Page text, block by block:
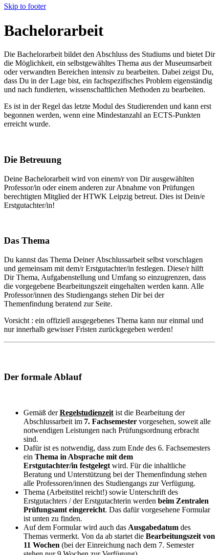
Skip to footer
Bachelorarbeit
Die Bachelorarbeit bildet den Abschluss des Studiums und bietet Dir
die Möglichkeit, ein selbstgewähltes Thema aus der Museumsarbeit
oder verwandten Bereichen intensiv zu bearbeiten. Dabei zeigst Du,
dass Du in der Lage bist, ein fachspezifisches Problem eigenständig
und nach fundierten, wissenschaftlichen Methoden zu bearbeiten.
Es ist in der Regel das letzte Modul des Studierenden und kann erst
begonnen werden, wenn eine Mindestanzahl an ECTS-Punkten
erreicht wurde.
Die Betreuung
Deine Bachelorarbeit wird von einem/r von Dir ausgewählten
Professor/in oder einem anderen zur Abnahme von Prüfungen
berechtigten Mitglied der HTWK Leipzig betreut. Dies ist Dein/e
Erstgutachter/in!
Das Thema
Du kannst das Thema Deiner Abschlussarbeit selbst vorschlagen
und gemeinsam mit dem/r Erstgutachter/in festlegen. Diese/r hilft
Dir Thema, Aufgabenstellung und Umfang so einzugrenzen, dass
die vorgegebene Bearbeitungszeit eingehalten werden kann. Alle
Professor/innen des Studiengangs stehen Dir bei der
Themenfindung beratend zur Seite.
Vorsicht : ein offiziell ausgegebenes Thema kann nur einmal und
nur innerhalb gewisser Fristen zurückgegeben werden!
Der formale Ablauf
Gemäß derRegelstudienzeit ist die Bearbeitung der
Abschlussarbeit im 7. Fachsemester vorgesehen, soweit alle
notwendigen Leistungen nach Prüfungsordnung erbracht
sind.
Dafür ist es notwendig, dass zum Ende des 6. Fachsemesters
ein Thema in Absprache mit dem
Erstgutachter/in festgelegt wird. Für die inhaltliche
Beratung und Unterstützung bei der Themenfindung stehen
alle Professoren/innen des Studiengangs zur Verfügung.
Thema (Arbeitstitel reicht!) sowie Unterschrift des
Erstgutachters / der Erstgutachterin werden beim Zentralen
Prüfungsamt eingereicht. Das dafür vorgesehene Formular
ist unten zu finden.
Auf dem Formular wird auch das Ausgabedatum des
Themas vermerkt. Von da ab startet die Bearbeitungszeit von
11 Wochen (bei der Einreichung nach dem 7. Semester